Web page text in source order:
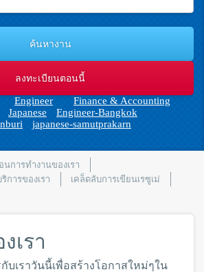
i
g
Engineer
Finance & Accounting
Japanese
Engineer-Bangkok
japanese-samutprakarn
การทำงานของเรา
การของเรา
เคล็ดลับการเขียนเรซูเม่
เรา
บเราวันนี้เพื่อสร้างโอกาสใหม่ๆใน